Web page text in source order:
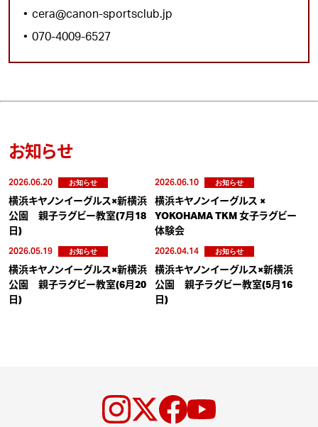
cera@canon-sportsclub.jp
070-4009-6527
お知らせ
2026.06.20 お知らせ
横浜キヤノンイーグルス×新横浜
公園 親子ラグビー教室(7月18
日)
2026.06.10 お知らせ
横浜キヤノンイーグルス ×
YOKOHAMA TKM 女子ラグビー
体験会
2026.05.19 お知らせ
横浜キヤノンイーグルス×新横浜
公園 親子ラグビー教室(6月20
日)
2026.04.14 お知らせ
横浜キヤノンイーグルス×新横浜
公園 親子ラグビー教室(5月16
日)